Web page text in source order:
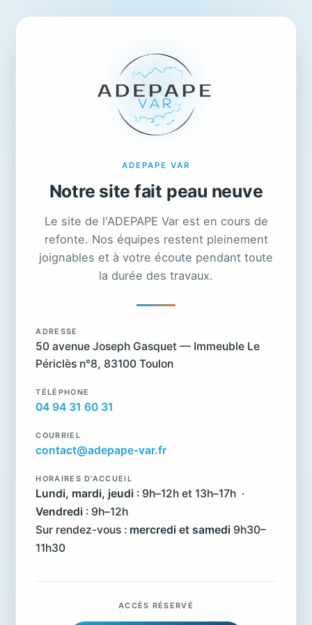
ADEPAPE VAR
Notre site fait peau neuve
Le site de l'ADEPAPE Var est en cours de
refonte. Nos équipes restent pleinement
joignables et à votre écoute pendant toute
la durée des travaux.
ADRESSE
50 avenue Joseph Gasquet — Immeuble Le
Périclès n°8, 83100 Toulon
TÉLÉPHONE
04 94 31 60 31
COURRIEL
contact@adepape-var.fr
HORAIRES D'ACCUEIL
Lundi, mardi, jeudi : 9h–12h et 13h–17h ·
Vendredi : 9h–12h
Sur rendez-vous : mercredi et samedi 9h30–
11h30
ACCÈS RÉSERVÉ